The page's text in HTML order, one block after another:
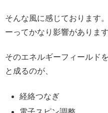
そんな風に感じております
ーってかなり影響があります
そのエネルギーフィールド
と成るのが、
経絡つなぎ